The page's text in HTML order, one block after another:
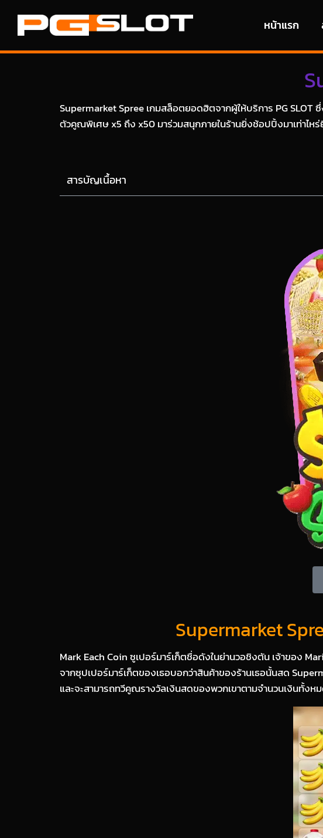
หน้าแรก
Supermarket Spree เกมสล็อตยอดฮิตจากผู้ให้บริการ PG
ตัวคูณพิเศษ x5 ถึง x50 มาร่วมสนุกภายในร้านยิ่งช้อปปิ้งมาเท่าไหร่
สารบัญเนื้อหา
Supermarket
Mark Each Coin ซูเปอร์มาร์เก็ตชื่อดังในย่านวอชิงตัน เจ้าของ
จากซุปเปอร์มาร์เก็ตของเธอบอกว่าสินค้าของร้านเธอนั้นสด
และจะสามารถทวีคูณรางวัลเงินสดของพวกเขาตามจำนวนเงินทั้ง